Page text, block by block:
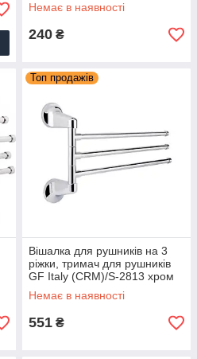
Немає в наявності
240 ₴
Топ продажів
Вішалка для рушників на 3
ріжки, тримач для рушників
GF Italy (CRM)/S-2813 хром
Немає в наявності
551 ₴